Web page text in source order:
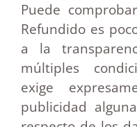
Puede
Refundido es
a la
múltiples
exige
publicidad